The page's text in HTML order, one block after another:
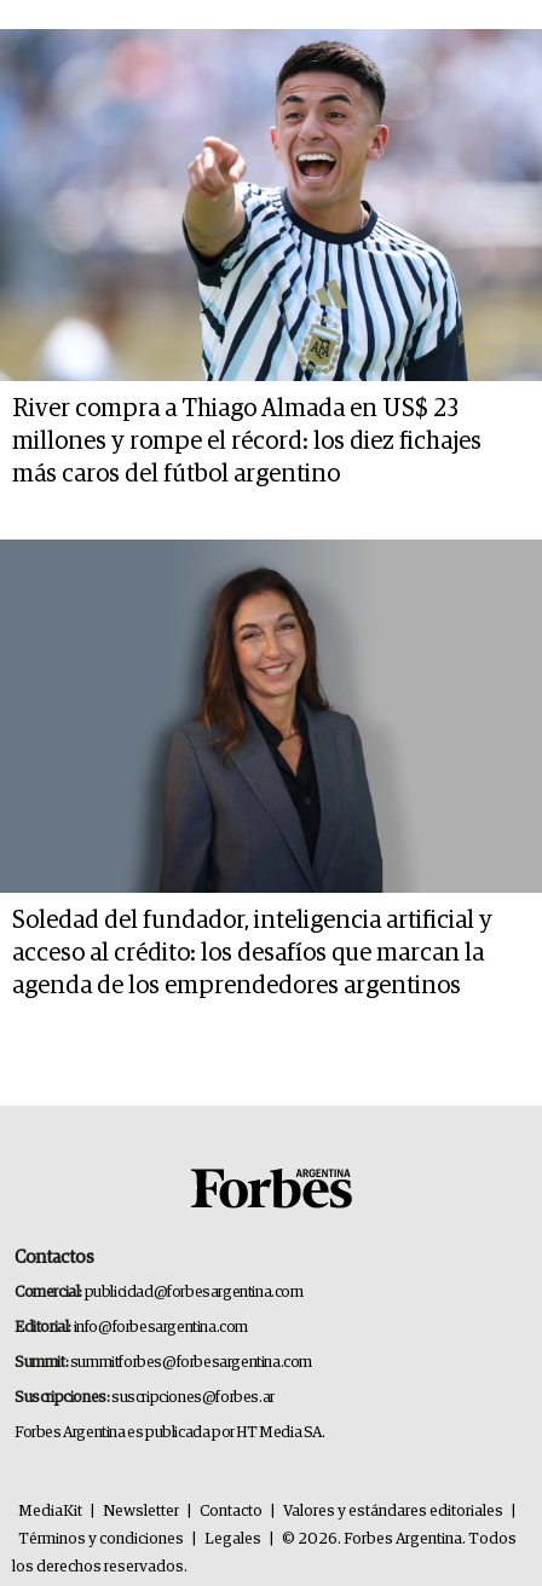
River compra a Thiago Almada en US$ 23
millones y rompe el récord: los diez fichajes
más caros del fútbol argentino
Soledad del fundador, inteligencia artificial y
acceso al crédito: los desafíos que marcan la
agenda de los emprendedores argentinos
Contactos
Comercial:publicidad@forbesargentina.com
Editorial:info@forbesargentina.com
Summit:summitforbes@forbesargentina.com
Suscripciones:suscripciones@forbes.ar
Forbes Argentina es publicada por HT Media SA.
MediaKit Newsletter Contacto Valores y estándares editoriales
Términos y condiciones
Legales
© 2026. Forbes Argentina. Todos
los derechos reservados.